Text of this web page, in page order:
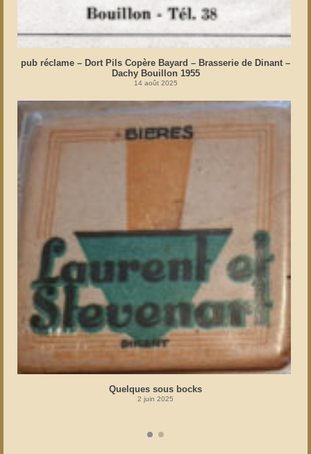
pub réclame – Dort Pils Copère Bayard – Brasserie de Dinant –
Dachy Bouillon 1955
14 août 2025
Quelques sous bocks
2 juin 2025